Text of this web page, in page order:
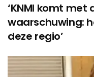
‘KNMI komt
waarschuwing:
deze regio’